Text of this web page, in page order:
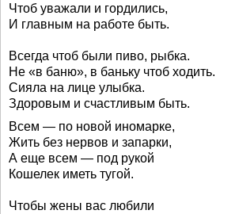
Чтоб уважали и гордились,
И главным на работе быть.
Всегда чтоб были пиво, рыбка.
Не «в баню», в баньку чтоб ходить.
Сияла на лице улыбка.
Здоровым и счастливым быть.
Всем — по новой иномарке,
Жить без нервов и запарки,
А еще всем — под рукой
Кошелек иметь тугой.
Чтобы жены вас любили